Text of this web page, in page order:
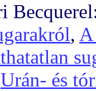
, A
Urán- és